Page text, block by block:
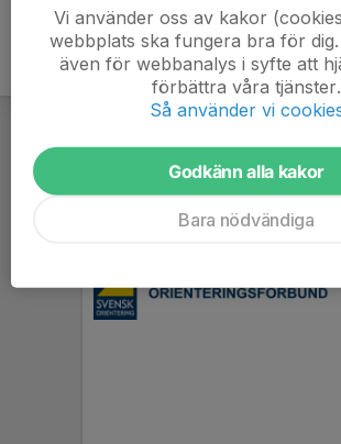
Vi använder oss av kakor
webbplats ska fungera bra för
även för webbanalys i syfte att
förbättra våra tjänster.
Så använder vi
Godkänn alla kakor
Bara nödvändiga